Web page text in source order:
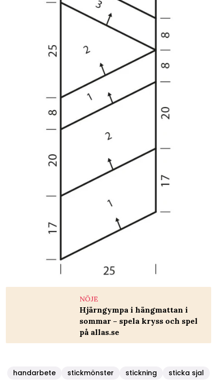
NÖJE
Hjärngympa i hängmattan i
sommar – spela kryss och spel
på allas.se
handarbete stickmönster stickning sticka sjal